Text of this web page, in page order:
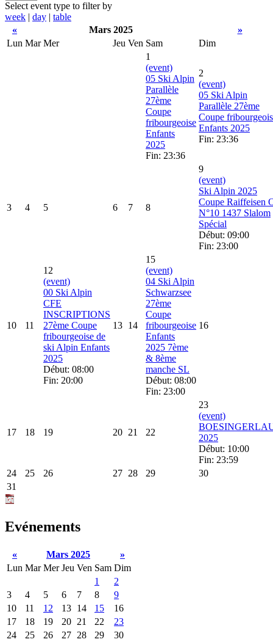
Select event type to filter by
week | day | table
«
Mars 2025
»
Lun Mar Mer Jeu Ven Sam
Dim
1
(event)
05 Ski Alpin
Parallèle
27ème
Coupe
fribourgeoise
Enfants
2025
Fin: 23:36
2
(event)
05 Ski Alpin
Parallèle 27ème
Coupe
Enfants 2025
Fin: 23:36
3 4 5 6 7 8
9
(event)
Ski Alpin 2025
Coupe Raiffeisen
N°10 1437 Slalom
Spécial
Début: 09:00
Fin: 23:00
10 11
12
(event)
00 Ski Alpin
CFE
INSCRIPTIONS
27ème Coupe
fribourgeoise de
ski Alpin Enfants
2025
Début: 08:00
Fin: 20:00
13 14
15
(event)
04 Ski Alpin
Schwarzsee
27ème
Coupe
fribourgeoise
Enfants
2025 7ème
& 8ème
manche SL
Début: 08:00
Fin: 23:00
16
17 18 19 20 21 22
23
(event)
2025
Début: 10:00
Fin: 23:59
24
25 26 27 28 29
30
31
Evénements
« Mars 2025
»
Lun Mar Mer Jeu Ven Sam Dim
1
2
3
4 5 6 7 8
9
10
11 12 13 14 15
16
17
18 19 20 21 22
23
24
25 26 27 28 29
30